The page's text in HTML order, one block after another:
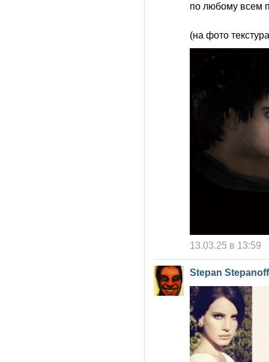
по любому всем
(на фото
13.03.25 в 13:59
Stepan Stepanoff